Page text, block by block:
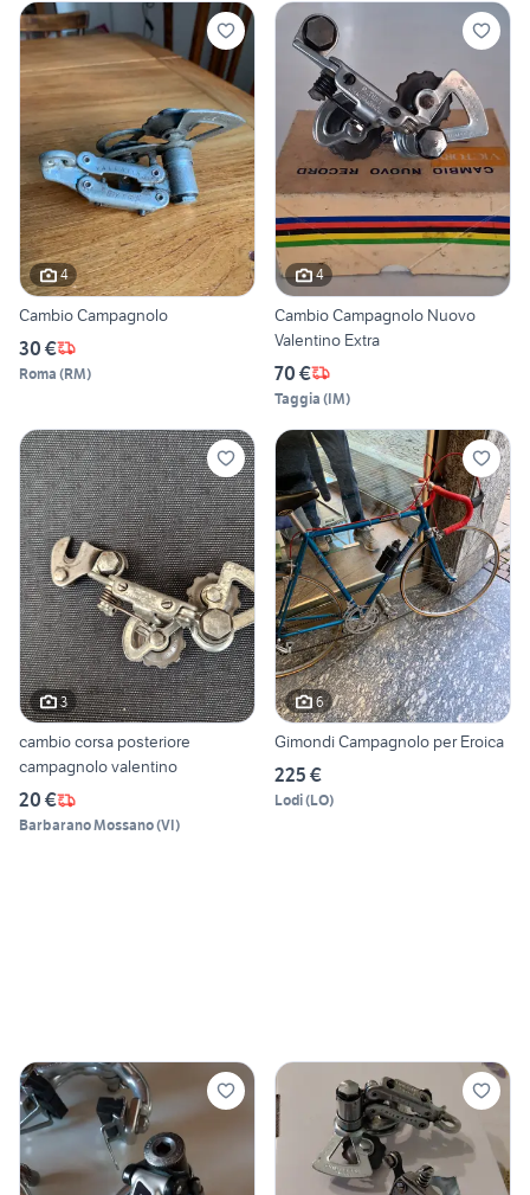
4
Cambio Campagnolo
30 €
Roma (RM)
4
Cambio Campagnolo Nuovo
Valentino Extra
70 €
Taggia (IM)
3
cambio corsa posteriore
campagnolo valentino
20 €
Barbarano Mossano(VI)
6
Gimondi Campagnolo per Eroica
225 €
Lodi(LO)